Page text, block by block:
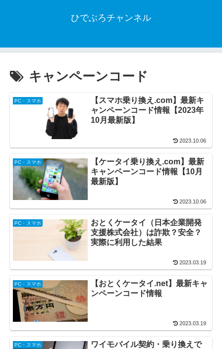
ひでぶろチャンネル
キャンペーンコード
PC・スマホ
【スマホ乗り換え.com】最新キ
ャンペーンコード情報【2023年
10月最新版】
2023.10.06
PC・スマホ
【ケータイ乗り換え.com】最新
キャンペーンコード情報【10月
最新版】
2023.10.06
PC・スマホ
おとくケータイ（日本企業開発
支援株式会社）は詐欺？安全？
実際に利用した結果
2023.03.19
PC・スマホ
【おとくケータイ.net】最新キャ
ンペーンコード情報
2023.03.19
PC・スマホ
ワイモバイル契約・乗り換えで